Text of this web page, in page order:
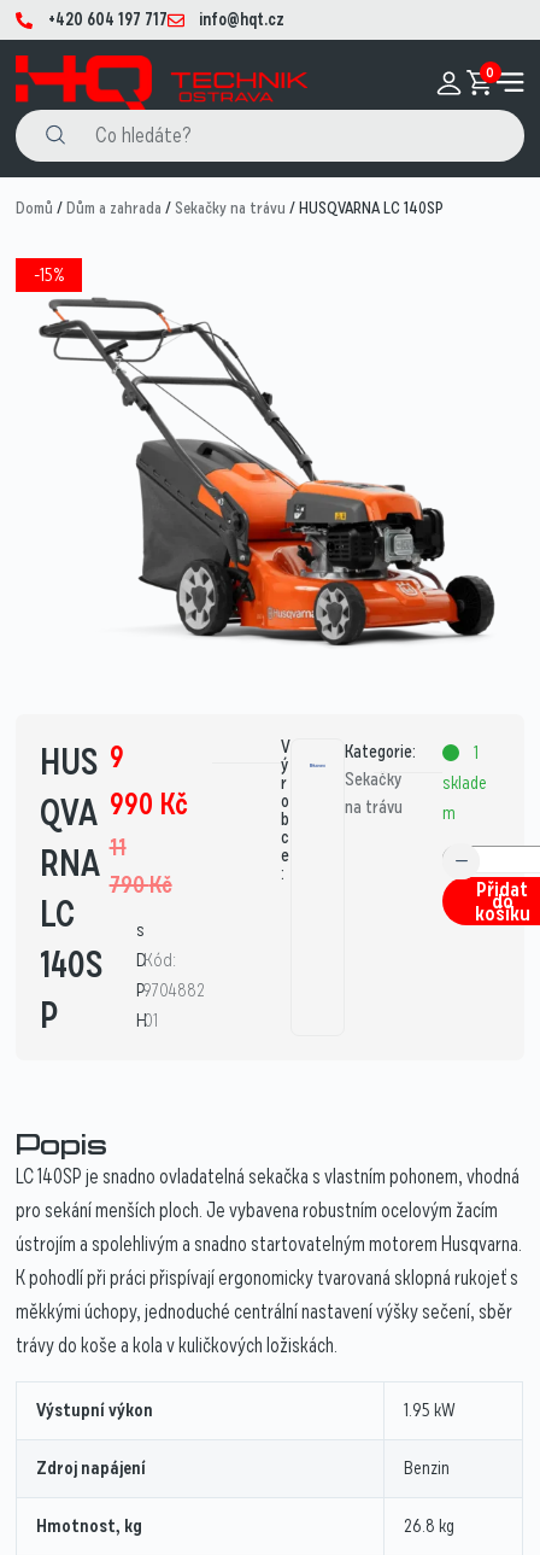
+420 604 197 717 info@hqt.cz
0
Domů /Dům a zahrada /Sekačky na trávu / HUSQVARNA LC 140SP
-15%
HUS
QVA
RNA
LC
140S
P
11
790Kč
9
990 Kč
s
D
P
H
Kód:
9704882
01
V
ý
r
o
b
c
e
:
Kategorie:
Sekačky
na trávu
1
sklade
m
Přidat
do
košíku
Popis
LC 140SP je snadno ovladatelná sekačka s vlastním pohonem, vhodná
pro sekání menších ploch. Je vybavena robustním ocelovým žacím
ústrojím a spolehlivým a snadno startovatelným motorem Husqvarna.
K pohodlí při práci přispívají ergonomicky tvarovaná sklopná rukojeť s
měkkými úchopy, jednoduché centrální nastavení výšky sečení, sběr
trávy do koše a kola v kuličkových ložiskách.
Výstupní výkon 1.95 kW
Zdroj napájení Benzin
Hmotnost, kg 26.8 kg